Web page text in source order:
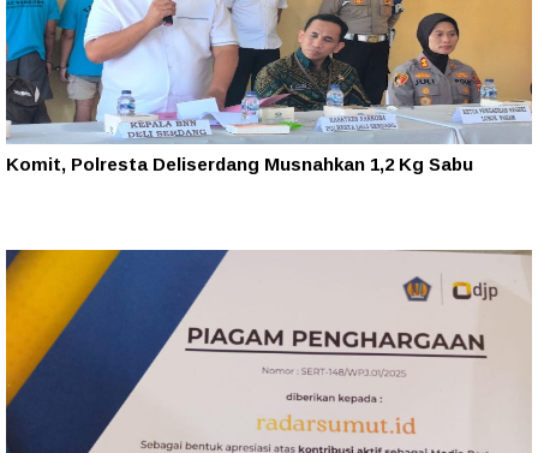
Komit, Polresta Deliserdang Musnahkan 1,2 Kg Sabu